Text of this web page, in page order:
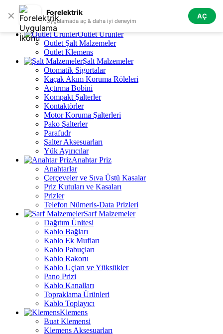
✕ Forelektrik
Uygulamada aç & daha iyi deneyim
AÇ
Skip to navigation Skip to main content
Tüm Kategoriler
Outlet Ürünler
Outlet Şalt Malzemeler
Outlet Klemens
Şalt Malzemeler
Otomatik Sigortalar
Kaçak Akım Koruma Röleleri
Açtırma Bobini
Kompakt Şalterler
Kontaktörler
Motor Koruma Şalterleri
Pako Şalterler
Parafudr
Şalter Aksesuarları
Yük Ayırıcılar
Anahtar Priz
Anahtarlar
Çerçeveler ve Sıva Üstü Kasalar
Priz Kutuları ve Kasaları
Prizler
Telefon Nümeris-Data Prizleri
Sarf Malzemeler
Dağıtım Ünitesi
Kablo Bağları
Kablo Ek Mufları
Kablo Pabuçları
Kablo Rakoru
Kablo Uçları ve Yüksükler
Pano Prizi
Kablo Kanalları
Topraklama Ürünleri
Kablo Toplayıcı
Klemens
Buat Klemensi
Klemens Aksesuarları